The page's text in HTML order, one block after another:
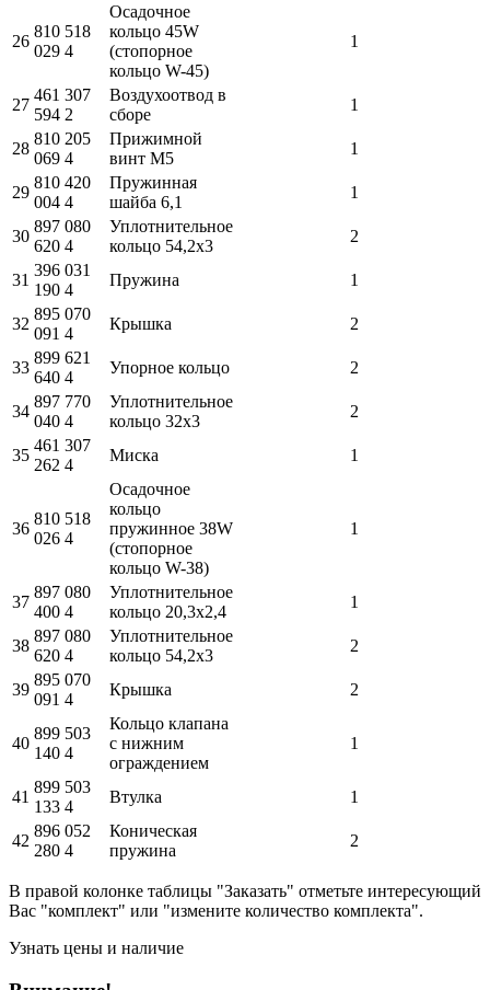
26
810 518
029 4
Осадочное
кольцо 45W
(стопорное
кольцо W-45)
1
27
461 307
594 2
Воздухоотвод в
сборе
1
28
810 205
069 4
Прижимной
винт M5
1
29
810 420
004 4
Пружинная
шайба 6,1
1
30
897 080
620 4
Уплотнительное
кольцо 54,2x3
2
31
396 031
190 4
Пружина 1
32
895 070
091 4
Крышка 2
33
899 621
640 4
Упорное кольцо 2
34
897 770
040 4
Уплотнительное
кольцо 32x3
2
35
461 307
262 4
Миска 1
36
810 518
026 4
Осадочное
кольцо
пружинное 38W
(стопорное
кольцо W-38)
1
37
897 080
400 4
Уплотнительное
кольцо 20,3x2,4
1
38
897 080
620 4
Уплотнительное
кольцо 54,2x3
2
39
895 070
091 4
Крышка 2
40
899 503
140 4
Кольцо клапана
с нижним
ограждением
1
41
899 503
133 4
Втулка 1
42
896 052
280 4
Коническая
пружина
2
В правой колонке таблицы "Заказать" отметьте интересующий
Вас "комплект" или "измените количество комплекта".
Узнать цены и наличие